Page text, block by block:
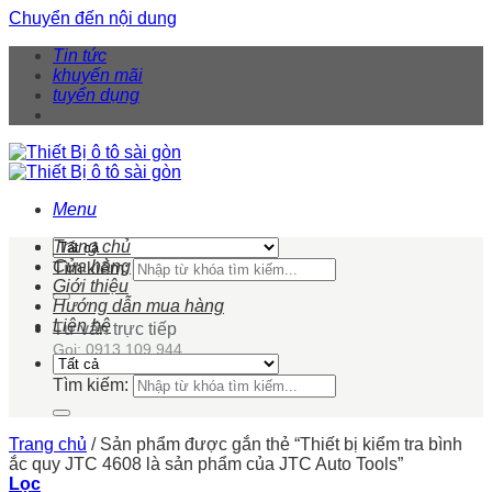
Chuyển đến nội dung
Tin tức
khuyến mãi
tuyển dụng
Menu
Tìm kiếm:
Tư vấn trực tiếp
Gọi: 0913 109 944
Trang chủ
Cửa hàng
Giới thiệu
Hướng dẫn mua hàng
Liên hệ
Tìm kiếm:
Trang chủ /Sản phẩm được gắn thẻ “Thiết bị kiểm tra bình
ắc quy JTC 4608 là sản phẩm của JTC Auto Tools”
Lọc